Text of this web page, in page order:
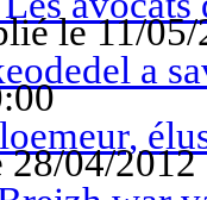
le 11/
a
28/04/2012